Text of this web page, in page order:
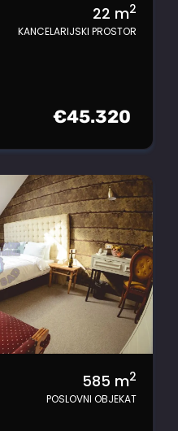
22 m2
KANCELARIJSKI PROSTOR
€45.320
585 m2
POSLOVNI OBJEKAT